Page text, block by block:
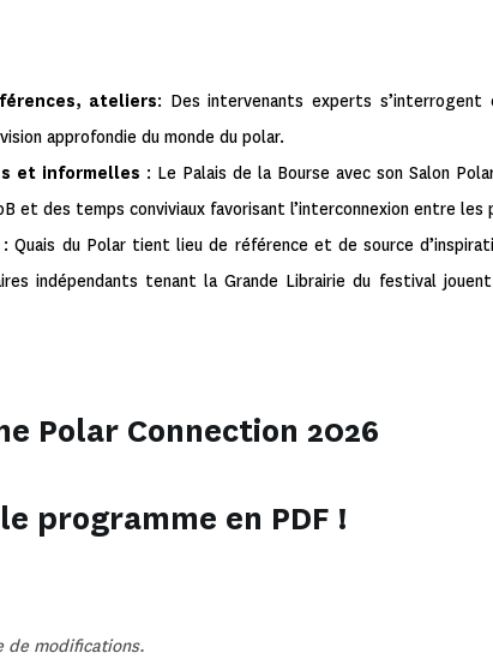
ateliers: Des intervenants experts s’interrogent
approfondie du monde du polar.
et informelles : Le Palais de la Bourse avec son Salon
et des temps conviviaux favorisant l’interconnexion entre les
: Quais du Polar tient lieu de référence et de source
indépendants tenant la Grande Librairie du festival
Polar Connection 2026
programme en PDF !
de modifications.